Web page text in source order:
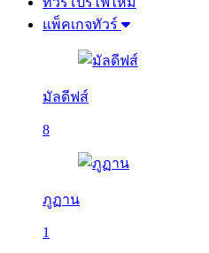
แพ็คเกจทัวร์
มัลดีฟส์
8
ภูฏาน
1